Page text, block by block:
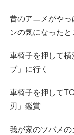
昔のアニメがや
ンの気になった
車椅子を押して横
ブ」に行く
車椅子を押して
刃」鑑賞
我が家のツバメの